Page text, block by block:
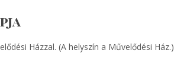
Házzal. (A helyszín a Művelődési Ház.)